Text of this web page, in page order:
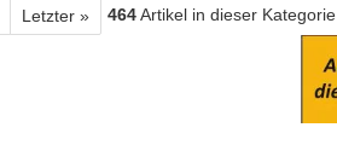
Letzter » 464Artikel in dieser Kategorie